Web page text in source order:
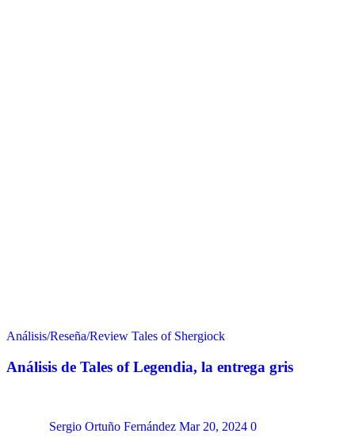
Análisis/Reseña/Review Tales of Shergiock
Análisis de Tales of Legendia, la entrega gris
Sergio Ortuño Fernández Mar 20, 2024 0